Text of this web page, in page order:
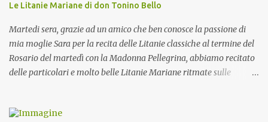
Le Litanie Mariane di don Tonino Bello
Martedi sera, grazie ad un amico che ben conosce la passione di
mia moglie Sara per la recita delle Litanie classiche al termine del
Rosario del martedì con la Madonna Pellegrina, abbiamo recitato
delle particolari e molto belle Litanie Mariane ritmate sulle
preghiera.